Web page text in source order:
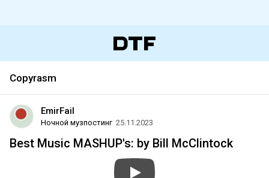
Copyrasm
EmirFail
Ночной музпостинг 25.11.2023
Best Music MASHUP's: by Bill McClintock